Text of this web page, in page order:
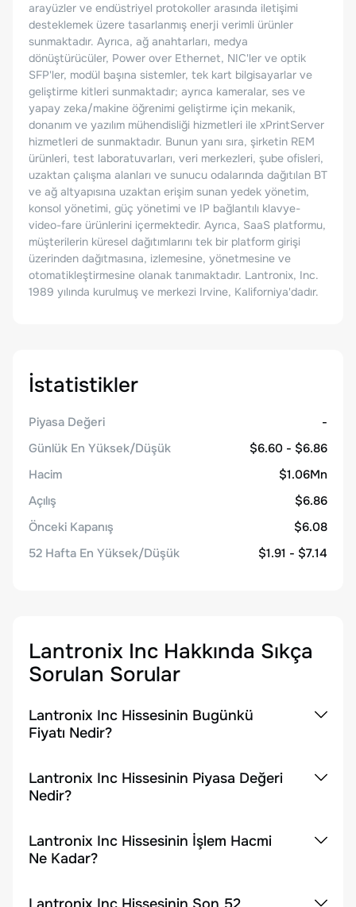
arayüzler ve endüstriyel protokoller arasında iletişimi
desteklemek üzere tasarlanmış enerji verimli ürünler
sunmaktadır. Ayrıca, ağ anahtarları, medya
dönüştürücüler, Power over Ethernet, NIC'ler ve optik
SFP'ler, modül başına sistemler, tek kart bilgisayarlar ve
geliştirme kitleri sunmaktadır; ayrıca kameralar, ses ve
yapay zeka/makine öğrenimi geliştirme için mekanik,
donanım ve yazılım mühendisliği hizmetleri ile xPrintServer
hizmetleri de sunmaktadır. Bunun yanı sıra, şirketin REM
ürünleri, test laboratuvarları, veri merkezleri, şube ofisleri,
uzaktan çalışma alanları ve sunucu odalarında dağıtılan BT
ve ağ altyapısına uzaktan erişim sunan yedek yönetim,
konsol yönetimi, güç yönetimi ve IP bağlantılı klavye-
video-fare ürünlerini içermektedir. Ayrıca, SaaS platformu,
müşterilerin küresel dağıtımlarını tek bir platform girişi
üzerinden dağıtmasına, izlemesine, yönetmesine ve
otomatikleştirmesine olanak tanımaktadır. Lantronix, Inc.
1989 yılında kurulmuş ve merkezi Irvine, Kaliforniya'dadır.
İstatistikler
Piyasa Değeri
-
Günlük En Yüksek/Düşük
$6.60 - $6.86
Hacim
$1.06Mn
Açılış
$6.86
Önceki Kapanış
$6.08
52 Hafta En Yüksek/Düşük
$1.91 - $7.14
Lantronix Inc Hakkında Sıkça
Sorulan Sorular
Lantronix Inc Hissesinin Bugünkü
Fiyatı Nedir?
Lantronix Inc Hissesinin Piyasa Değeri
Nedir?
Lantronix Inc Hissesinin İşlem Hacmi
Ne Kadar?